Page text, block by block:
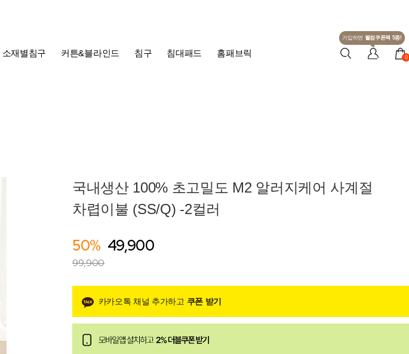
소재별침구 커튼&블라인드 침구 침대패드 홈패브릭
가입하면 웰컴쿠폰팩 5종!
0
국내생산 100% 초고밀도 M2 알러지케어 사계절
차렵이불 (SS/Q) -2컬러
50% 49,900
99,900
카카오톡 채널 추가하고 쿠폰 받기